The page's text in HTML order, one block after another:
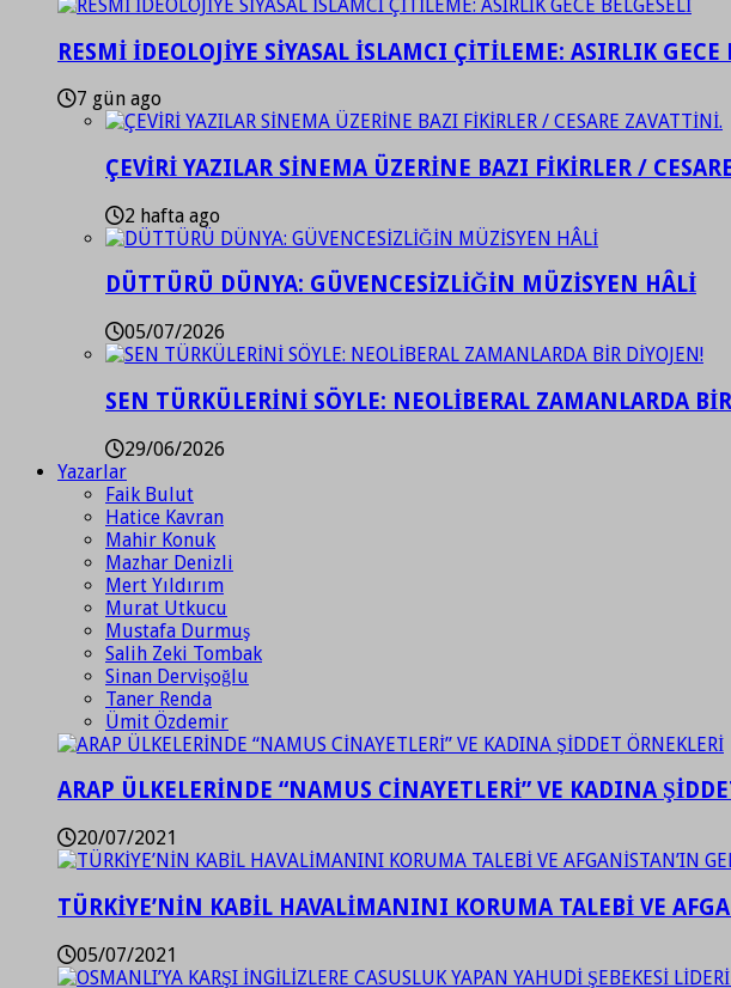
RESMİ İDEOLOJİYE SİYASAL İSLAMCI ÇİTİLEME: ASIRLIK GECE
7 gün ago
ÇEVİRİ YAZILAR SİNEMA ÜZERİNE BAZI FİKİRLER /
2 hafta ago
DÜTTÜRÜ DÜNYA: GÜVENCESİZLİĞİN MÜZİSYEN HÂLİ
05/07/2026
SEN TÜRKÜLERİNİ SÖYLE: NEOLİBERAL ZAMANLARDA
29/06/2026
Yazarlar
Faik Bulut
Hatice Kavran
Mahir Konuk
Mazhar Denizli
Mert Yıldırım
Murat Utkucu
Mustafa Durmuş
Salih Zeki Tombak
Sinan Dervişoğlu
Taner Renda
Ümit Özdemir
ARAP ÜLKELERİNDE “NAMUS CİNAYETLERİ” VE KADINA
20/07/2021
TÜRKİYE’NİN KABİL HAVALİMANINI KORUMA TALEBİ VE
05/07/2021